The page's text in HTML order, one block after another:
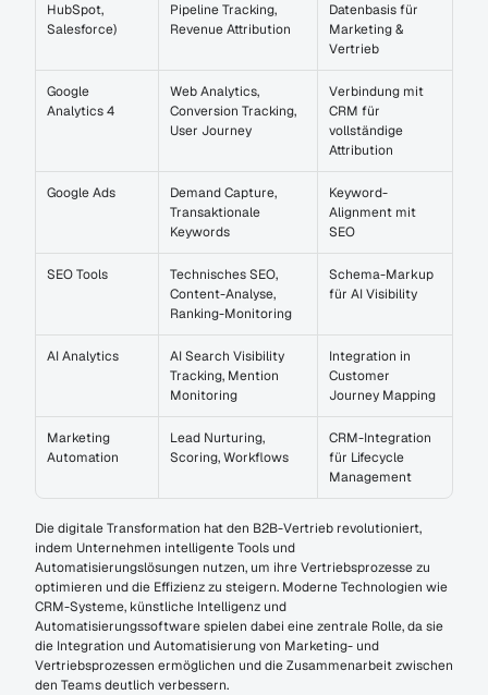
HubSpot,
Salesforce)
Pipeline Tracking,
Revenue Attribution
Datenbasis für
Marketing &
Vertrieb
Google
Analytics 4
Web Analytics,
Conversion Tracking,
User Journey
Verbindung mit
CRM für
vollständige
Attribution
Google Ads
Demand Capture,
Transaktionale
Keywords
Keyword-
Alignment mit
SEO
SEO Tools
Technisches SEO,
Content-Analyse,
Ranking-Monitoring
Schema-Markup
für AI Visibility
AI Analytics
AI Search Visibility
Tracking, Mention
Monitoring
Integration in
Customer
Journey Mapping
Marketing
Automation
Lead Nurturing,
Scoring, Workflows
CRM-Integration
für Lifecycle
Management
Die digitale Transformation hat den B2B-Vertrieb revolutioniert,
indem Unternehmen intelligente Tools und
Automatisierungslösungen nutzen, um ihre Vertriebsprozesse zu
optimieren und die Effizienz zu steigern. Moderne Technologien wie
CRM-Systeme, künstliche Intelligenz und
Automatisierungssoftware spielen dabei eine zentrale Rolle, da sie
die Integration und Automatisierung von Marketing- und
Vertriebsprozessen ermöglichen und die Zusammenarbeit zwischen
den Teams deutlich verbessern.